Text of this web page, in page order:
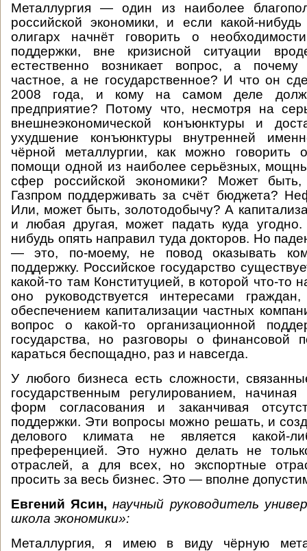
Металлургия — один из наиболее
российской экономики, и если какой-нибудь
олигарх начнёт говорить о необходимости
поддержки, вне кризисной ситуации
естественно возникает вопрос, а почему
частное, а не государственное? И что он
2008 года, и кому на самом деле
предприятие? Потому что, несмотря на
внешнеэкономической конъюнктуры и
ухудшение конъюнктуры внутренней
чёрной металлургии, как можно говорить о
помощи одной из наиболее серьёзных,
сфер российской экономики? Может
Газпром поддерживать за счёт бюджета?
Или, может быть, золотодобычу? А
и любая другая, может падать куда
нибудь опять направил туда докторов. Но
— это, по-моему, не повод оказывать
поддержку. Российское государство
какой-то там Конституцией, в которой что-то
оно руководствуется интересами
обеспечением капитализации частных
вопрос о какой-то организационной
государства, но разговоры о финансовой
караться беспощадно, раз и навсегда.
У любого бизнеса есть сложности,
государственным регулированием,
форм согласования и заканчивая
поддержки. Эти вопросы можно решать, и
делового климата не является какой-
преференцией. Это нужно делать не
отраслей, а для всех, но экспортные
просить за весь бизнес. Это — вполне
Евгений Ясин, научный руководитель
школа экономики»:
Металлургия, я имею в виду чёрную